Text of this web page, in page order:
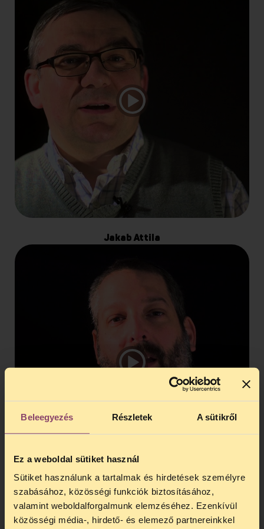
Beleegyezés Részletek A sütikről
Ez a weboldal sütiket használ
Sütiket használunk a tartalmak és hirdetések személyre
szabásához, közösségi funkciók biztosításához,
valamint weboldalforgalmunk elemzéséhez. Ezenkívül
közösségi média-, hirdető- és elemező partnereinkkel
Jakab Attila